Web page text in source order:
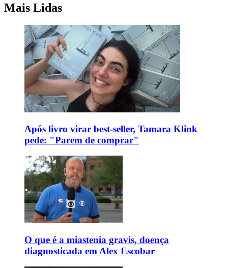
Mais Lidas
Após livro virar best-seller, Tamara Klink
pede: "Parem de comprar"
O que é a miastenia gravis, doença
diagnosticada em Alex Escobar